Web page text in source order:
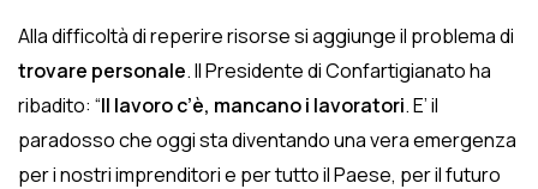
Alla difficoltà di reperire risorse si aggiunge il problema di
trovare personale. Il Presidente di Confartigianato ha
ribadito: “Il lavoro c’è, mancano i lavoratori. E’ il
paradosso che oggi sta diventando una vera emergenza
per i nostri imprenditori e per tutto il Paese, per il futuro